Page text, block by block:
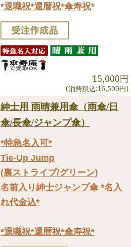
*退職祝*還暦祝*傘寿祝*
15,000円
(消費税込:16,500円)
紳士用 雨晴兼用傘（雨傘/日
傘/長傘/ジャンプ傘）
*特急名入可*
Tie-Up Jump
(裏ストライプ/グリーン)
名前入り紳士ジャンプ傘 *名入
れ代金込*
*退職祝*還暦祝*傘寿祝*